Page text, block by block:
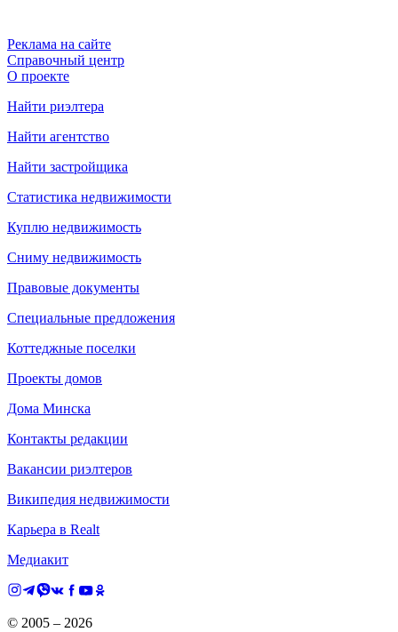
Реклама на сайте
Справочный центр
О проекте
Найти риэлтера
Найти агентство
Найти застройщика
Статистика недвижимости
Куплю недвижимость
Сниму недвижимость
Правовые документы
Специальные предложения
Коттеджные поселки
Проекты домов
Дома Минска
Контакты редакции
Вакансии риэлтеров
Википедия недвижимости
Карьера в Realt
Медиакит
© 2005 – 2026